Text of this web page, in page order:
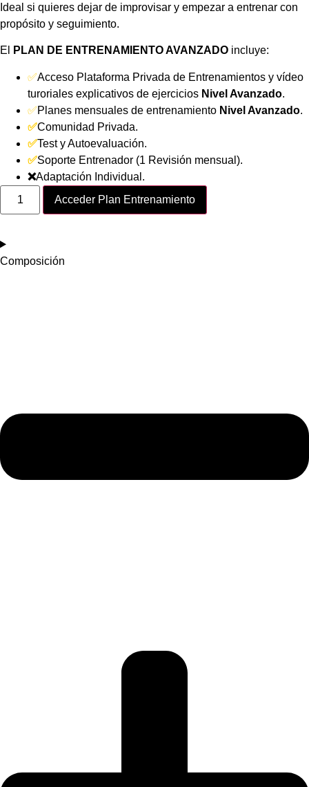
Ideal si quieres dejar de improvisar y empezar a entrenar con
propósito y seguimiento.
El PLAN DE ENTRENAMIENTO AVANZADO incluye:
✅Acceso Plataforma Privada de Entrenamientos y vídeo
turoriales explicativos de ejercicios Nivel Avanzado.
✅Planes mensuales de entrenamiento Nivel Avanzado.
✅Comunidad Privada.
✅Test y Autoevaluación.
✅Soporte Entrenador (1 Revisión mensual).
❌Adaptación Individual.
Acceder Plan Entrenamiento
Composición